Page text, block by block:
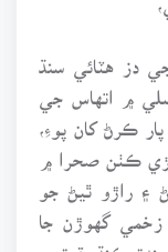
دز هٽائي سنڌ
۾ اتهاس جي
ڪرڻ کان پوءِ،
ڪٺن صحرا ۾
۽ راڙو ٿيڻ جو
زخمي گهوڙن جا
ڪنڌ، ڌوڙ ۾